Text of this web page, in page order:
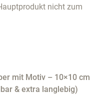
mit Motiv – 10×10 cm
& extra langlebig)
nicht zum